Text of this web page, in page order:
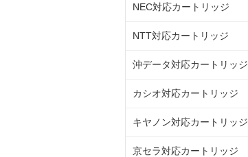
NEC対応カートリッジ
NTT対応カートリッジ
沖データ対応カートリッジ
カシオ対応カートリッジ
キヤノン対応カートリッジ
京セラ対応カートリッジ